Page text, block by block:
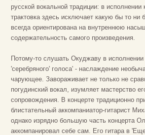
русской вокальной традиции: в
трактовка здесь исключает какую бы то ни
всегда ориентирована на внутреннюю
содержательность самого произведения.
Потому-то слушать Окуджаву в
'серебряного' голоса' - наслаждение
чарующее. Завораживает не только не
погудинский вокал, изумляет мастерство
сопровождения. В концерте традиционно
блистательный аккомпаниатор-гитарист
однако изрядно большую часть концерта
аккомпанировал себе сам. Его гитара в